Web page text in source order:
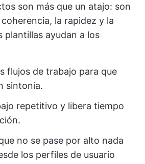
son más que un atajo: son
la rapidez y la
plantillas ayudan a los
flujos de trabajo para que
sintonía.
repetitivo y libera tiempo
no se pase por alto nada
los perfiles de usuario